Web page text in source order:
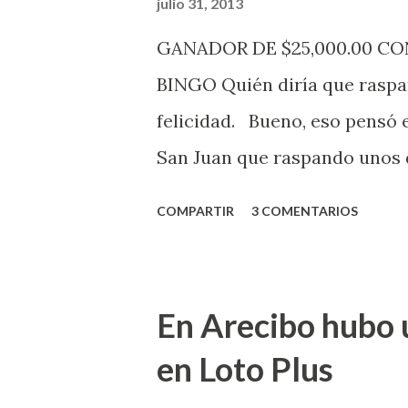
de la página electrónica de
GANADOR DE $25,000.00
BINGO Quién diría que
felicidad. Bueno, eso pensó
San Juan que raspando
la farmacia Yarimar de la
San Juan
COMPARTIR 3 COMENTARIOS
En Arecibo hubo
en Loto Plus